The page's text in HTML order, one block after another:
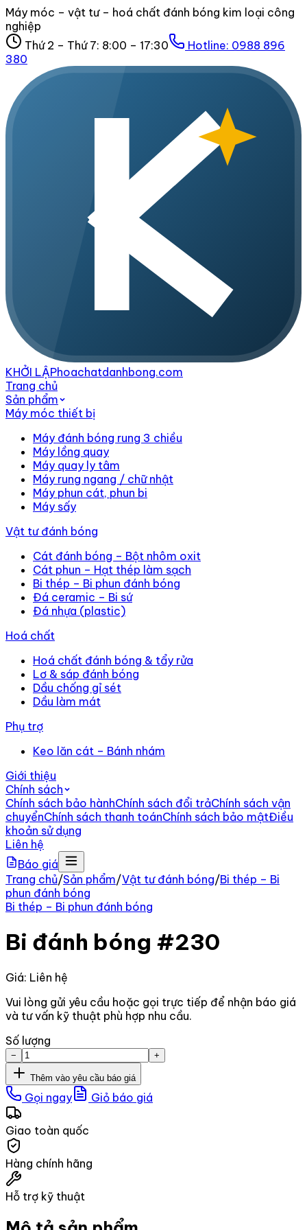
Máy móc – vật tư – hoá chất đánh bóng kim loại công
nghiệp
Thứ 2 – Thứ 7: 8:00 – 17:30
Hotline: 0988 896
380
KHỞI LẬPhoachatdanhbong.com
Trang chủ
Sản phẩm
Máy móc thiết bị
Máy đánh bóng rung 3 chiều
Máy lồng quay
Máy quay ly tâm
Máy rung ngang / chữ nhật
Máy phun cát, phun bi
Máy sấy
Vật tư đánh bóng
Cát đánh bóng – Bột nhôm oxit
Cát phun – Hạt thép làm sạch
Bi thép – Bi phun đánh bóng
Đá ceramic – Bi sứ
Đá nhựa (plastic)
Hoá chất
Hoá chất đánh bóng & tẩy rửa
Lơ & sáp đánh bóng
Dầu chống gỉ sét
Dầu làm mát
Phụ trợ
Keo lăn cát – Bánh nhám
Giới thiệu
Chính sách
Chính sách bảo hànhChính sách đổi trảChính sách vận
chuyểnChính sách thanh toánChính sách bảo mậtĐiều
khoản sử dụng
Liên hệ
Báo giá
Trang chủ/Sản phẩm/Vật tư đánh bóng/Bi thép – Bi
phun đánh bóng
Bi thép – Bi phun đánh bóng
Bi đánh bóng #230
Giá: Liên hệ
Vui lòng gửi yêu cầu hoặc gọi trực tiếp để nhận báo giá
và tư vấn kỹ thuật phù hợp nhu cầu.
Số lượng
− +
Thêm vào yêu cầu báo giá
Gọi ngay Giỏ báo giá
Giao toàn quốc
Hàng chính hãng
Hỗ trợ kỹ thuật